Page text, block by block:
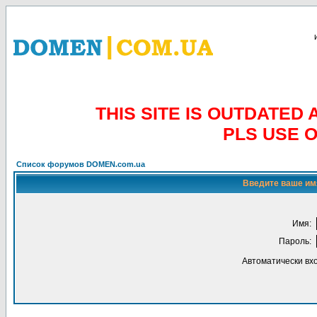
THIS SITE IS OUTDATED
PLS USE
Список форумов DOMEN.com.ua
Введите ваше
Имя:
Пароль:
Автоматически